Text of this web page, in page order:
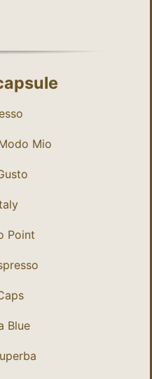
Mio
Point
Blue